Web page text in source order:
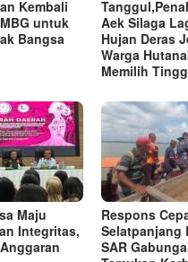
Kembali
untuk
Bangsa
Aek Silaga
Hujan Deras
Warga
Memilih
Maju
Integritas,
Respons
Selatpanjang
SAR